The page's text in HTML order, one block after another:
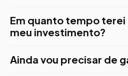
Em quanto tempo
meu investimento?
Ainda vou precisar de